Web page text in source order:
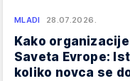
MLADI 28.07.2026.
Kako
Saveta Evrope:
koliko novca se